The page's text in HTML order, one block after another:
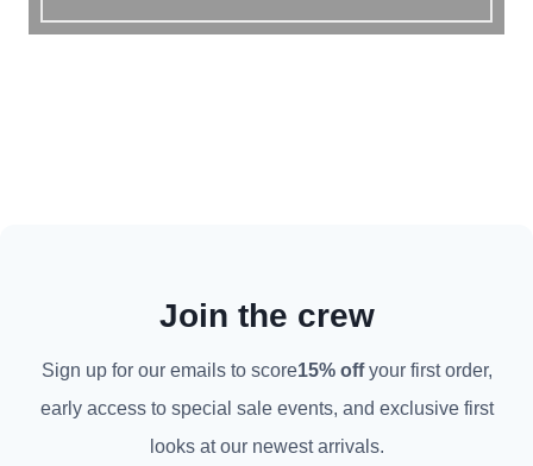
Join the crew
Sign up for our emails to score15% off your first order,
early access to special sale events, and exclusive first
looks at our newest arrivals.